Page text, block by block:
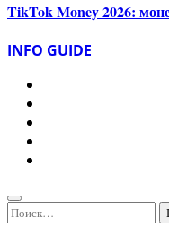
TikTok Money 2026:
INFO GUIDE
Найти: